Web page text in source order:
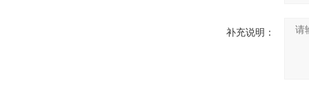
补充说明：